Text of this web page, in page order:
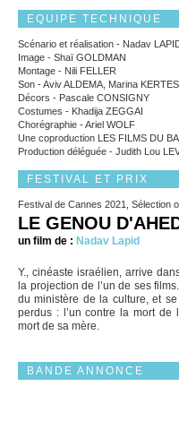
EQUIPE TECHNIQUE
Scénario et réalisation - Nadav
Image - Shaï GOLDMAN
Montage - Nili FELLER
Son - Aviv ALDEMA, Marina
Décors - Pascale CONSIGNY
Costumes - Khadija ZEGGAI
Chorégraphie - Ariel WOLF
Une coproduction LES FILMS DU
Production déléguée - Judith Lou
FESTIVAL ET PRIX
Festival de Cannes 2021, Sélection
LE GENOU
un film de : Nadav Lapid
Y., cinéaste israélien, arrive
la projection de l’un de ses
du ministère de la culture, et
perdus : l’un contre la mort de
mort de sa mère.
BANDE ANNONCE